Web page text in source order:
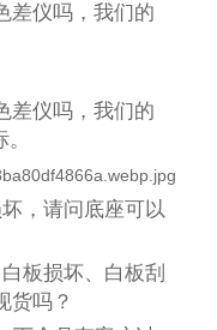
差仪吗，我们的
差仪吗，我们的
，请问底座可以
板损坏、白板刮
货吗？